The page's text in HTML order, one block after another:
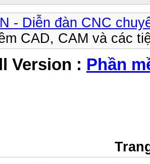
- Diễn đàn CNC
CAD, CAM và các
Version : Phần